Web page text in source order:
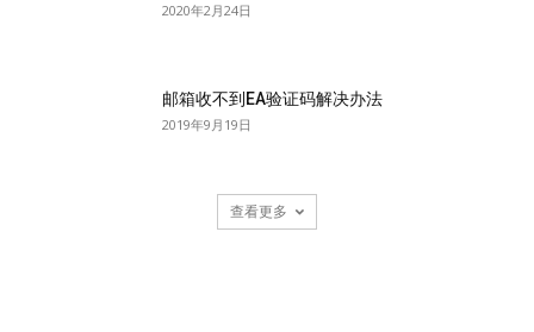
2020年2月24日
邮箱收不到EA验证码解决办法
2019年9月19日
查看更多